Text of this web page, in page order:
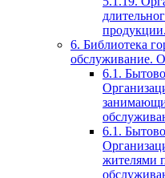
продукции.
6. Библиотека
обслуживание.
6.1.
6.1.
жителями